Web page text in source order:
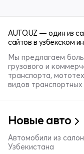
AUTO.UZ — один из
сайтов в узбекском
Мы предлагаем
грузового и
транспорта,
видов
Новые авто
Автомобили из
Узбекистана